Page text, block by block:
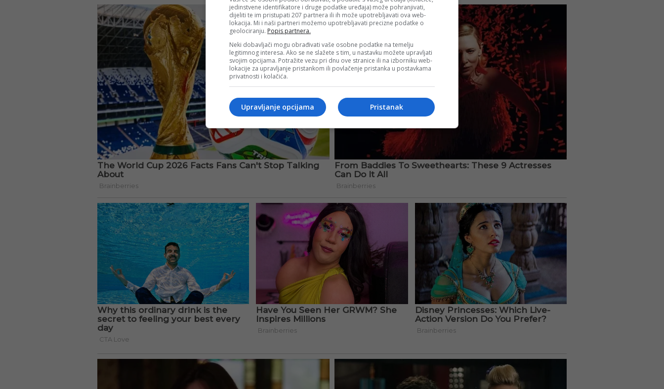
jedinstvene identifikatore i druge podatke uređaja) može pohranjivati,
dijeliti te im pristupati 207 partnera ili ih može upotrebljavati ova web-
lokacija. Mi i naši partneri možemo upotrebljavati precizne podatke o
geolociranju. Popis partnera.
Neki dobavljači mogu obrađivati vaše osobne podatke na temelju
legitimnog interesa. Ako se ne slažete s tim, u nastavku možete upravljati
svojim opcijama. Potražite vezu pri dnu ove stranice ili na izborniku web-
lokacije za upravljanje pristankom ili povlačenje pristanka u postavkama
privatnosti i kolačića.
Pristanak
Upravljanje opcijama